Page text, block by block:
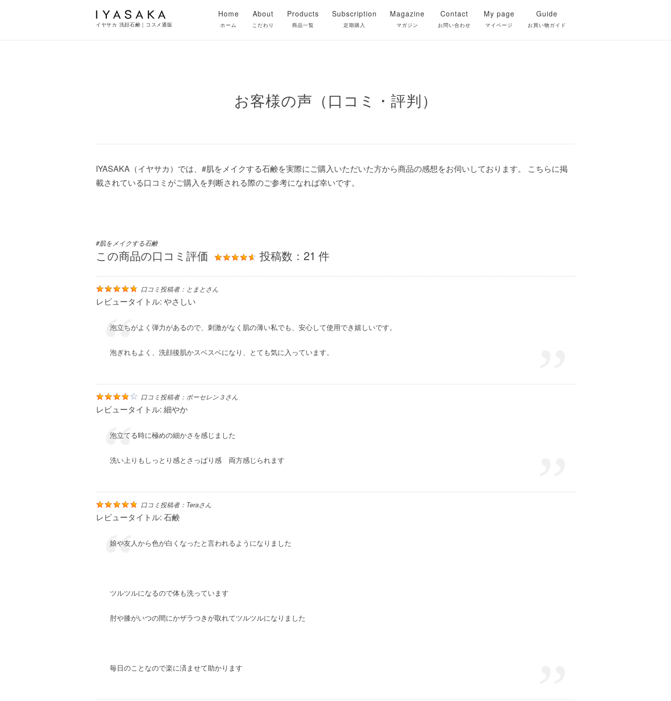
イヤサカ 洗顔石鹸｜コスメ通販
Home
ホーム
About
こだわり
Products
商品一覧
クレンジング
Subscription
定期購入
Magazine
マガジン
Contact
お問い合わせ
My page
マイページ
Guide
お買い物ガイド
お客様の声（口コミ・評判）
IYASAKA（イヤサカ）では、#肌をメイクする石鹸を実際にご購入いただいた方から商品の感想をお伺いしております。 こちらに掲
載されている口コミがご購入を判断される際のご参考になれば幸いです。
#肌をメイクする石鹸
この商品の口コミ評価 投稿数：21 件
口コミ投稿者： とまとさん
レビュータイトル: やさしい
泡立ちがよく弾力があるので、刺激がなく肌の薄い私でも、安心して使用でき嬉しいです。
泡ぎれもよく、洗顔後肌かスベスベになり、とても気に入っています。
口コミ投稿者： ポーセレン３ さん
レビュータイトル: 細やか
泡立てる時に極めの細かさを感じました
洗い上りもしっとり感とさっぱり感 両方感じられます
口コミ投稿者： Teraさん
レビュータイトル: 石鹸
娘や友人から色が白くなったと言われるようになりました
ツルツルになるので体も洗っています
肘や膝がいつの間にかザラつきが取れてツルツルになりました
毎日のことなので楽に済ませて助かります